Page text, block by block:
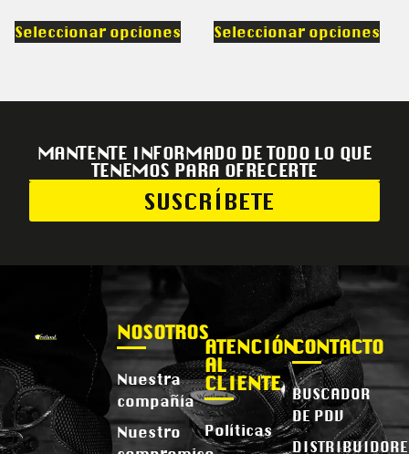
Seleccionar opciones Seleccionar opciones
MANTENTE INFORMADO DE TODO LO QUE
TENEMOS PARA OFRECERTE
SUSCRÍBETE
NOSOTROS
Nuestra
compañía
Nuestro
ATENCIÓN
AL
CLIENTE
Políticas
CONTACTO
BUSCADOR
DE PDV